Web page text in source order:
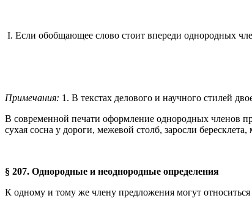
I. Если обобщающее слово стоит впереди однородных
Примечания: 1. В текстах делового и научного стилей
В современной печати оформление однородных членов
сухая сосна у дороги, межевой столб, заросли
§ 207. Однородные и неоднородные определения
К одному и тому же члену предложения могут